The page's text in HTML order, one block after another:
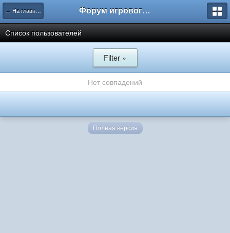
← На главную Форум игрового проекта Riverrise
Список пользователей
Filter »
Нет совпадений
Полная версия